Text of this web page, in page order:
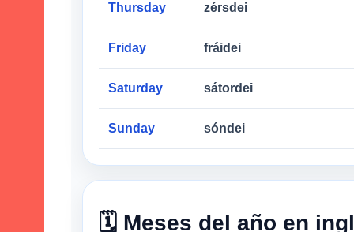
Thursday zérsdei
Friday fráidei
Saturday sátordei
Sunday sóndei
🗓️ Meses del año en